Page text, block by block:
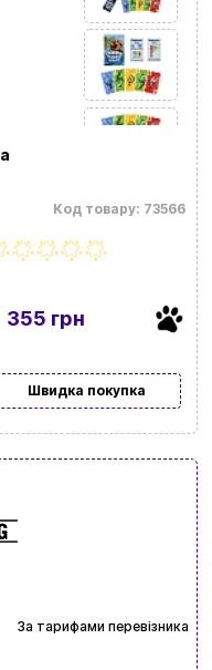
Код товару: 73566
355 грн
Швидка покупка
За тарифами перевізника